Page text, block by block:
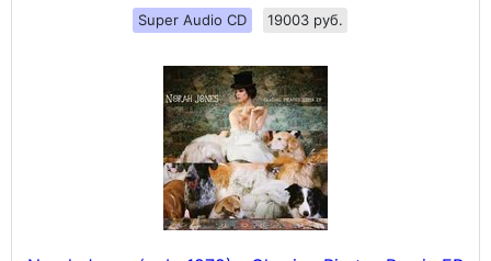
Super Audio CD 19003 руб.